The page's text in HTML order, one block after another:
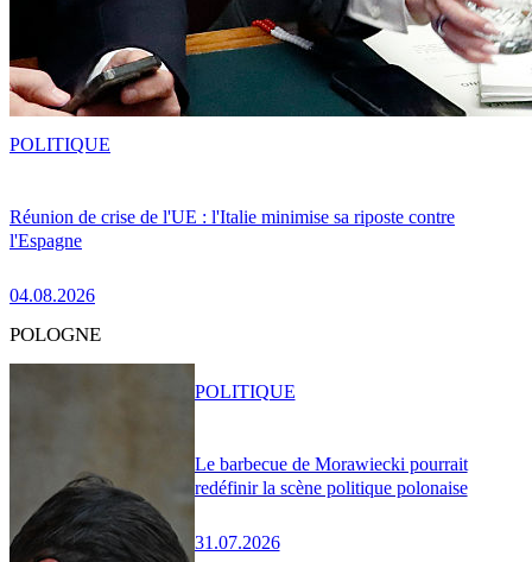
Réunion de crise de l'UE : l'Italie minimise sa riposte contre
l'Espagne
04.08.2026
POLITIQUE
POLOGNE
Le barbecue de Morawiecki pourrait
redéfinir la scène politique polonaise
31.07.2026
POLITIQUE